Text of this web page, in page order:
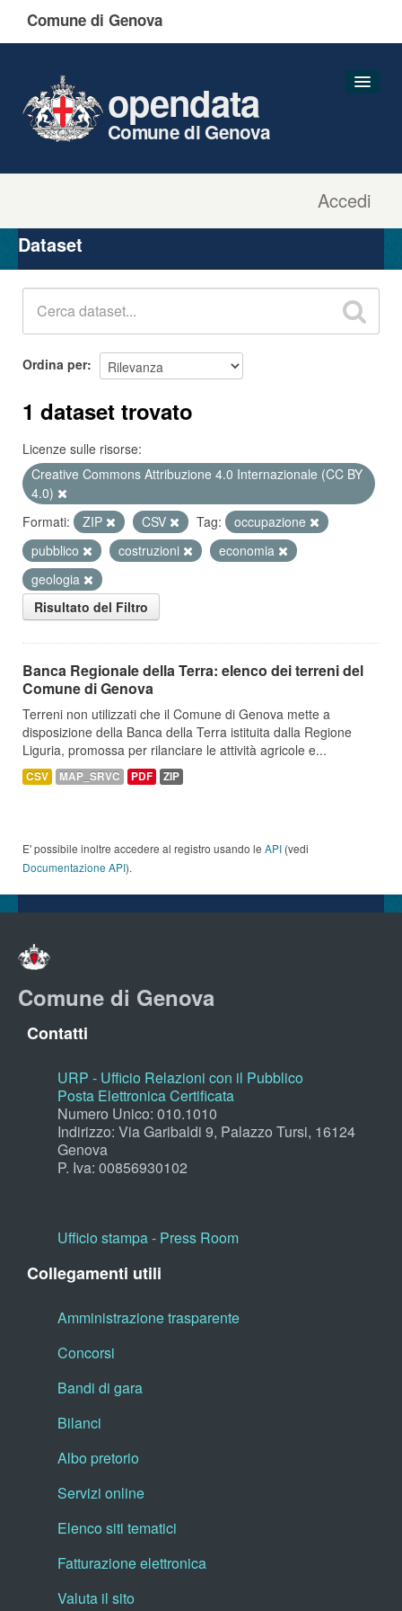
Comune di Genova
Accedi
opendata
Comune di Genova
Organizzazioni
Gruppi
Dataset
Ordina per
1 dataset trovato
Licenze sulle risorse:
Creative Commons Attribuzione 4.0 Internazionale (CC BY
4.0)
Formati:
ZIP CSV Tag:
occupazione
pubblico
costruzioni
economia
geologia
Risultato del Filtro
Banca Regionale della Terra: elenco dei terreni del
Comune di Genova
Terreni non utilizzati che il Comune di Genova mette a
disposizione della Banca della Terra istituita dalla Regione
Liguria, promossa per rilanciare le attività agricole e...
CSV MAP_SRVC PDF ZIP
E' possibile inoltre accedere al registro usando le API (vedi
Documentazione API).
Comune di Genova
Contatti
URP - Ufficio Relazioni con il Pubblico
Posta Elettronica Certificata
Numero Unico: 010.1010
Indirizzo: Via Garibaldi 9, Palazzo Tursi, 16124
Genova
P. Iva: 00856930102
Ufficio stampa - Press Room
Collegamenti utili
Amministrazione trasparente
Concorsi
Bandi di gara
Bilanci
Albo pretorio
Servizi online
Elenco siti tematici
Fatturazione elettronica
Valuta il sito